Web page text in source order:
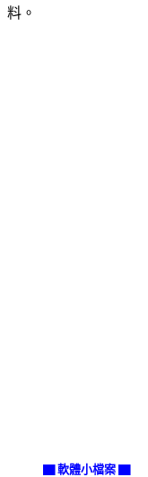
料。
▇ 軟體小檔案 ▇